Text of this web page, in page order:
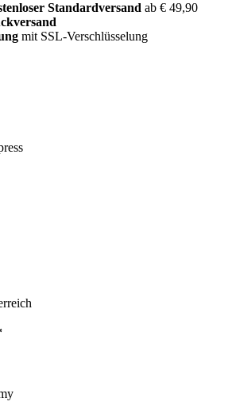
Standardversand ab € 49,90
mit SSL-Verschlüsselung